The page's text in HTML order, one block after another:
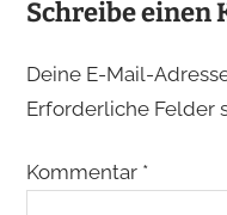
b
o
k
t
r
Schreibe einen
Deine E-Mail-
Erforderliche Felder
Kommentar *